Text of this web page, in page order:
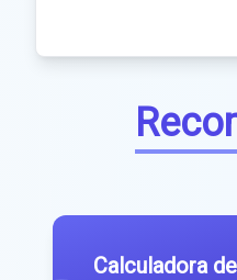
Calculadora